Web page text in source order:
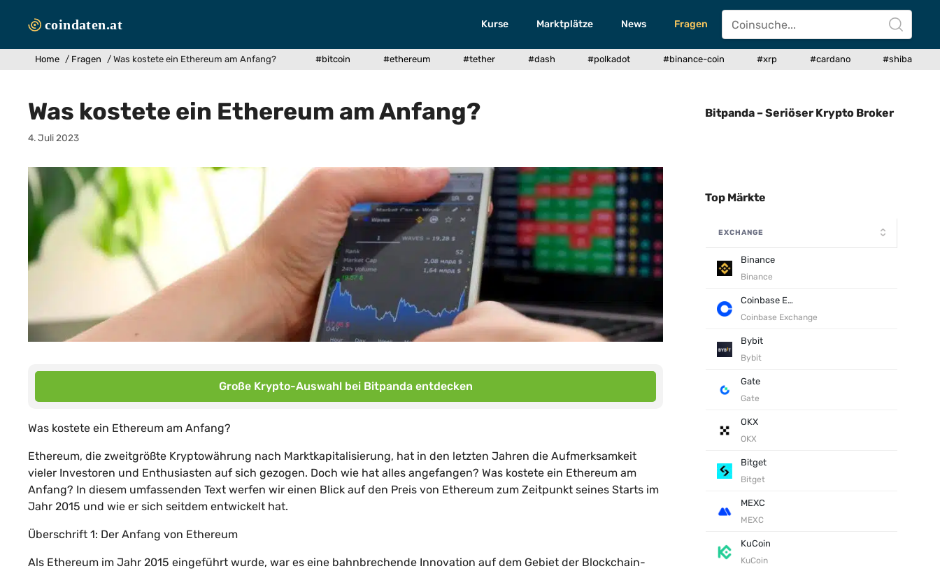
Inhalt
Kurse Marktplätze News Fragen
Home / Fragen / Was kostete ein Ethereum am Anfang? #bitcoin #ethereum #tether #dash #polkadot #binance-coin #xrp #cardano #shiba
Was kostete ein Ethereum am Anfang?
4. Juli 2023
Große Krypto-Auswahl bei Bitpanda entdecken
Was kostete ein Ethereum am Anfang?
Ethereum, die zweitgrößte Kryptowährung nach Marktkapitalisierung, hat in den letzten Jahren die Aufmerksamkeit
vieler Investoren und Enthusiasten auf sich gezogen. Doch wie hat alles angefangen? Was kostete ein Ethereum am
Anfang? In diesem umfassenden Text werfen wir einen Blick auf den Preis von Ethereum zum Zeitpunkt seines Starts im
Jahr 2015 und wie er sich seitdem entwickelt hat.
Überschrift 1: Der Anfang von Ethereum
Als Ethereum im Jahr 2015 eingeführt wurde, war es eine bahnbrechende Innovation auf dem Gebiet der Blockchain-
Bitpanda – Seriöser Krypto Broker
Top Märkte
EXCHANGE
Binance
Binance
Coinbase Exchange
Coinbase Exchange
Bybit
Bybit
Gate
Gate
OKX
OKX
Bitget
Bitget
MEXC
MEXC
KuCoin
KuCoin